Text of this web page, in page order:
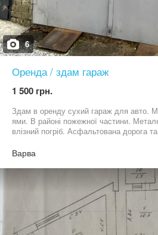
6
Оренда / здам гараж
1 500 грн.
Здам в оренду сухий гараж для авто.
ями. В районі пожежної частини.
влізний погріб. Асфальтована дорога
Варва